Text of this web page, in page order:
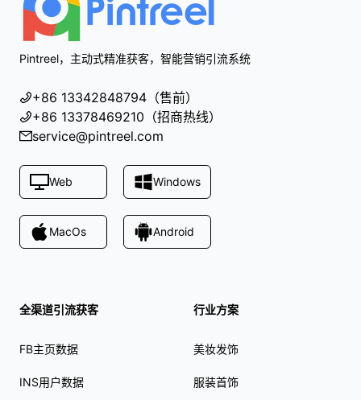
Pintreel，主动式精准获客，智能营销引流系统
+86 13342848794（售前）
+86 13378469210（招商热线）
service@pintreel.com
Web Windows
MacOs Android
全渠道引流获客
FB主页数据
INS用户数据
行业方案
美妆发饰
服装首饰